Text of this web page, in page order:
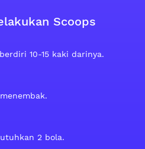
Scoops
10-15 kaki darinya.
2 bola.